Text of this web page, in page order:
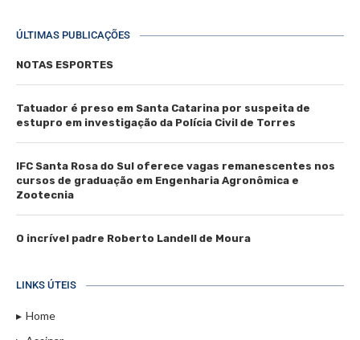
ÚLTIMAS PUBLICAÇÕES
NOTAS ESPORTES
Tatuador é preso em Santa Catarina por suspeita de
estupro em investigação da Polícia Civil de Torres
IFC Santa Rosa do Sul oferece vagas remanescentes nos
cursos de graduação em Engenharia Agronômica e
Zootecnia
O incrível padre Roberto Landell de Moura
LINKS ÚTEIS
Home